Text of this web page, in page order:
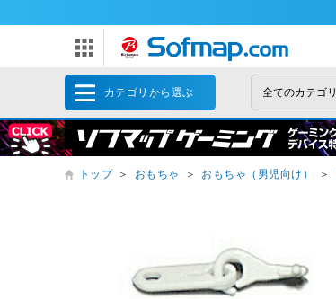
カテゴリから選ぶ
トップ ＞ おもちゃ ＞ おもちゃ（男児向け） ＞